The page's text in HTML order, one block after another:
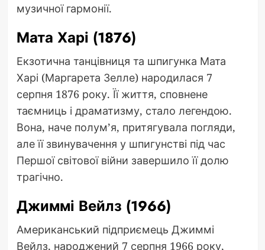
музичної гармонії.
Мата Харі (1876)
Екзотична танцівниця та шпигунка Мата
Харі (Маргарета Зелле) народилася 7
серпня 1876 року. Її життя, сповнене
таємниць і драматизму, стало легендою.
Вона, наче полум’я, притягувала погляди,
але її звинувачення у шпигунстві під час
Першої світової війни завершило її долю
трагічно.
Джиммі Вейлз (1966)
Американський підприємець Джиммі
Вейлз, народжений 7 серпня 1966 року,